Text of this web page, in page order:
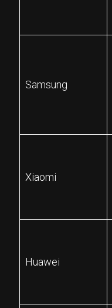
Samsung
Xiaomi
Huawei